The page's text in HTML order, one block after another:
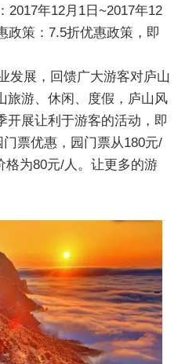
2017年12月1日~2017年12
政策：7.5折优惠政策，即
发展，回馈广大游客对庐山
旅游、休闲、度假， 庐山风
开展让利于游客的活动，即
票优惠，园门票从180元/
格为80元/人。让更多的游